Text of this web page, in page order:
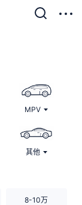
MPV
其他
8-10万